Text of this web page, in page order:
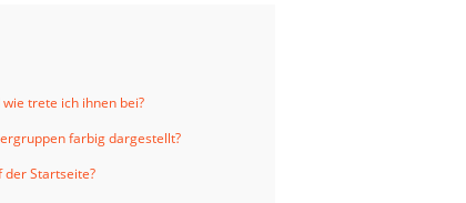
trete ich ihnen bei?
farbig dargestellt?
der Startseite?